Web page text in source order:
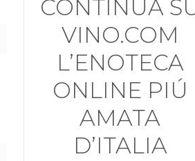
CONTINUA
VINO.COM
L’ENOTECA
ONLINE PIÚ
AMATA
D’ITALIA